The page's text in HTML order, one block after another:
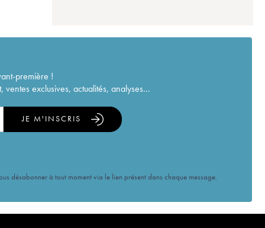
première !
exclusives, actualités, analyses...
JE M'INSCRIS
désabonner à tout moment via le lien présent dans chaque message.